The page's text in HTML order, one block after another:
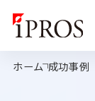
ホーム 成功事例